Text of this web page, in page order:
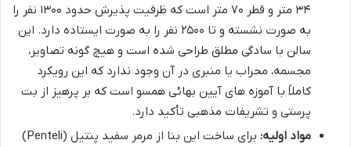
۳۴ متر و قطر ۷۰ متر است که ظرفیت پذیرش حدود ۱۳۰۰ نفر را
به صورت نشسته و تا ۲۵۰۰ نفر را به صورت ایستاده دارد. این
سالن با سادگی مطلق طراحی شده است و هیچ گونه تصاویر،
مجسمه، محراب یا منبری در آن وجود ندارد که این رویکرد
کاملاً با آموزه های آیین بهائی همسو است که بر پرهیز از بت
پرستی و تشریفات مذهبی تأکید دارد.
مواد اولیه:
برای ساخت این بنا از مرمر سفید پنتیل (Penteli)